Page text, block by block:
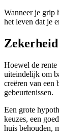
Wanneer je grip
het leven dat je
Hoewel de rente
uiteindelijk om
creëren van een
gebeurtenissen.
Een grote
keuzes, een
huis behouden,